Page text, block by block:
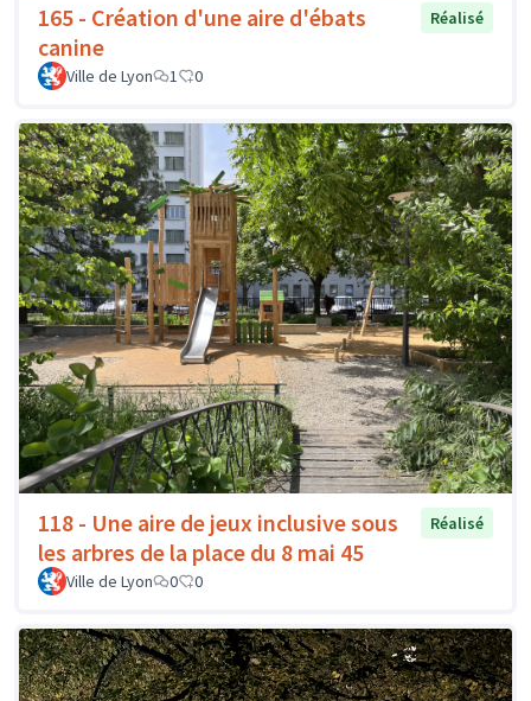
165 - Création d'une aire d'ébats
canine
Réalisé
Ville de Lyon 1 0
118 - Une aire de jeux inclusive sous
les arbres de la place du 8 mai 45
Réalisé
Ville de Lyon 0 0